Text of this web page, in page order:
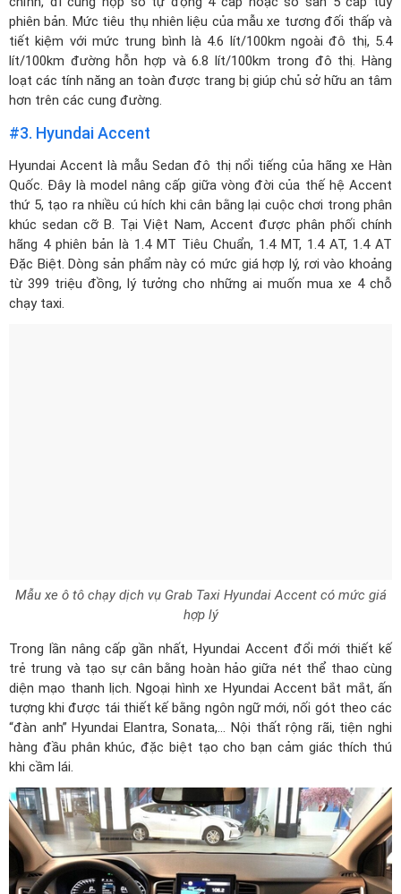
phiên bản. Mức tiêu thụ nhiên liệu của mẫu xe tương đối thấp và
tiết kiệm với mức trung bình là 4.6 lít/100km ngoài đô thị, 5.4
lít/100km đường hỗn hợp và 6.8 lít/100km trong đô thị. Hàng
loạt các tính năng an toàn được trang bị giúp chủ sở hữu an tâm
hơn trên các cung đường.
#3. Hyundai Accent
Hyundai Accent là mẫu Sedan đô thị nổi tiếng của hãng xe Hàn
Quốc. Đây là model nâng cấp giữa vòng đời của thế hệ Accent
thứ 5, tạo ra nhiều cú hích khi cân bằng lại cuộc chơi trong phân
khúc sedan cỡ B. Tại Việt Nam, Accent được phân phối chính
hãng 4 phiên bản là 1.4 MT Tiêu Chuẩn, 1.4 MT, 1.4 AT, 1.4 AT
Đặc Biệt. Dòng sản phẩm này có mức giá hợp lý, rơi vào khoảng
từ 399 triệu đồng, lý tưởng cho những ai muốn mua xe 4 chỗ
chạy taxi.
Mẫu xe ô tô chạy dịch vụ Grab Taxi Hyundai Accent có mức giá
hợp lý
Trong lần nâng cấp gần nhất, Hyundai Accent đổi mới thiết kế
trẻ trung và tạo sự cân bằng hoàn hảo giữa nét thể thao cùng
diện mạo thanh lịch. Ngoại hình xe Hyundai Accent bắt mắt, ấn
tượng khi được tái thiết kế bằng ngôn ngữ mới, nối gót theo các
“đàn anh” Hyundai Elantra, Sonata,... Nội thất rộng rãi, tiện nghi
hàng đầu phân khúc, đặc biệt tạo cho bạn cảm giác thích thú
khi cầm lái.